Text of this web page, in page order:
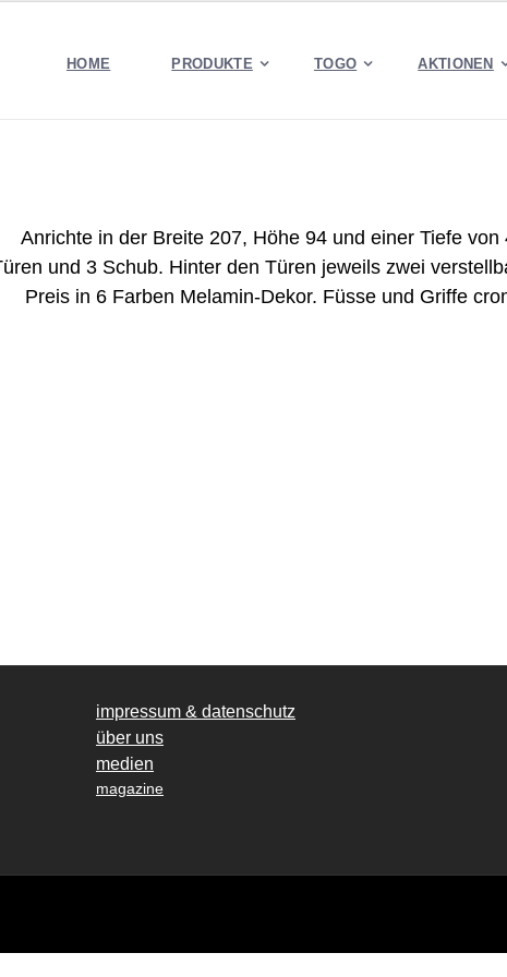
HOME PRODUKTE TOGO AKTIONEN
Anrichte in der Breite 207, Höhe 94 und einer Tiefe von
und 3 Schub. Hinter den Türen jeweils zwei
Preis in 6 Farben Melamin-Dekor. Füsse und Griffe
impressum & datenschutz
über uns
medien
magazine